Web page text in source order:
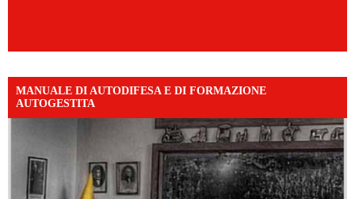
MANUALE DI AUTODIFESA E DI FORMAZIONE
AUTOGESTITA